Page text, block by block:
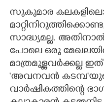
സുകുമാര
സാദ്ധ്യമല്ല.
പോലെ ഒരു
മാത്രമുള്ളവർക്കല്ല
'അവനവൻ
വാർഷികത്തിന്റെ